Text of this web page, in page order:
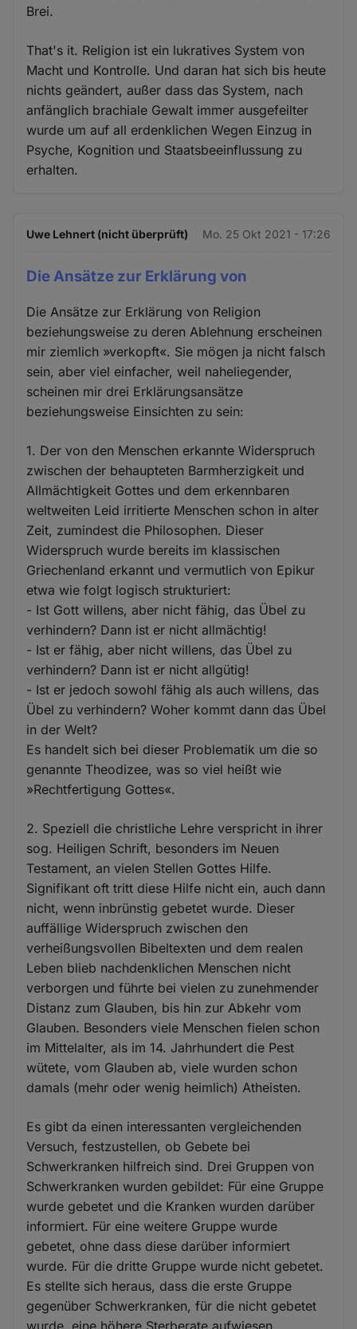
Brei.
That's it. Religion ist ein lukratives System von
Macht und Kontrolle. Und daran hat sich bis heute
nichts geändert, außer dass das System, nach
anfänglich brachiale Gewalt immer ausgefeilter
wurde um auf all erdenklichen Wegen Einzug in
Psyche, Kognition und Staatsbeeinflussung zu
erhalten.
Uwe Lehnert (nicht überprüft) Mo. 25 Okt 2021 - 17:26
Die Ansätze zur Erklärung von
Die Ansätze zur Erklärung von Religion
beziehungsweise zu deren Ablehnung erscheinen
mir ziemlich »verkopft«. Sie mögen ja nicht falsch
sein, aber viel einfacher, weil naheliegender,
scheinen mir drei Erklärungsansätze
beziehungsweise Einsichten zu sein:
1. Der von den Menschen erkannte Widerspruch
zwischen der behaupteten Barmherzigkeit und
Allmächtigkeit Gottes und dem erkennbaren
weltweiten Leid irritierte Menschen schon in alter
Zeit, zumindest die Philosophen. Dieser
Widerspruch wurde bereits im klassischen
Griechenland erkannt und vermutlich von Epikur
etwa wie folgt logisch strukturiert:
- Ist Gott willens, aber nicht fähig, das Übel zu
verhindern? Dann ist er nicht allmächtig!
- Ist er fähig, aber nicht willens, das Übel zu
verhindern? Dann ist er nicht allgütig!
- Ist er jedoch sowohl fähig als auch willens, das
Übel zu verhindern? Woher kommt dann das Übel
in der Welt?
Es handelt sich bei dieser Problematik um die so
genannte Theodizee, was so viel heißt wie
»Rechtfertigung Gottes«.
2. Speziell die christliche Lehre verspricht in ihrer
sog. Heiligen Schrift, besonders im Neuen
Testament, an vielen Stellen Gottes Hilfe.
Signifikant oft tritt diese Hilfe nicht ein, auch dann
nicht, wenn inbrünstig gebetet wurde. Dieser
auffällige Widerspruch zwischen den
verheißungsvollen Bibeltexten und dem realen
Leben blieb nachdenklichen Menschen nicht
verborgen und führte bei vielen zu zunehmender
Distanz zum Glauben, bis hin zur Abkehr vom
Glauben. Besonders viele Menschen fielen schon
im Mittelalter, als im 14. Jahrhundert die Pest
wütete, vom Glauben ab, viele wurden schon
damals (mehr oder wenig heimlich) Atheisten.
Es gibt da einen interessanten vergleichenden
Versuch, festzustellen, ob Gebete bei
Schwerkranken hilfreich sind. Drei Gruppen von
Schwerkranken wurden gebildet: Für eine Gruppe
wurde gebetet und die Kranken wurden darüber
informiert. Für eine weitere Gruppe wurde
gebetet, ohne dass diese darüber informiert
wurde. Für die dritte Gruppe wurde nicht gebetet.
Es stellte sich heraus, dass die erste Gruppe
gegenüber Schwerkranken, für die nicht gebetet